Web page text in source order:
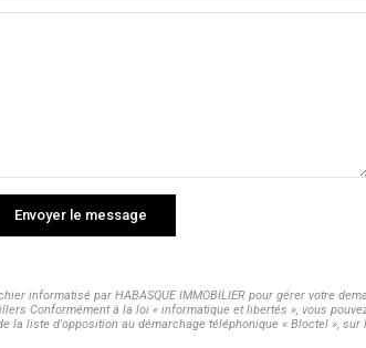
Envoyer le message
informatisé par HABASQUE IMMOBILIER pour gérer votre
Conformément à la loi « informatique et libertés », vous
la liste d'opposition au démarchage téléphonique « Bloctel »,